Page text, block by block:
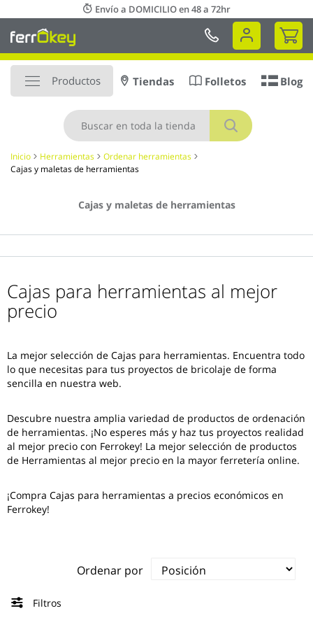
al
contenido
Envío a DOMICILIO en 48 a 72hr
Mi
Productos
Buscar
Tiendas Folletos Blog
Inicio Herramientas
Ordenar herramientas
Cajas y maletas de herramientas
Cajas y maletas de herramientas
Cajas para herramientas al mejor
precio
La mejor selección de Cajas para herramientas. Encuentra todo
lo que necesitas para tus proyectos de bricolaje de forma
sencilla en nuestra web.
Descubre nuestra amplia variedad de productos de ordenación
de herramientas. ¡No esperes más y haz tus proyectos realidad
al mejor precio con Ferrokey! La mejor selección de productos
de Herramientas al mejor precio en la mayor ferretería online.
¡Compra Cajas para herramientas a precios económicos en
Ferrokey!
Ordenar por
Filtros